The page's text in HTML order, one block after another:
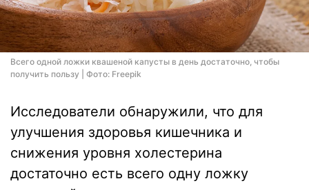
Всего одной ложки квашеной капусты в день достаточно, чтобы
получить пользу | Фото: Freepik
Исследователи обнаружили, что для
улучшения здоровья кишечника и
снижения уровня холестерина
достаточно есть всего одну ложку